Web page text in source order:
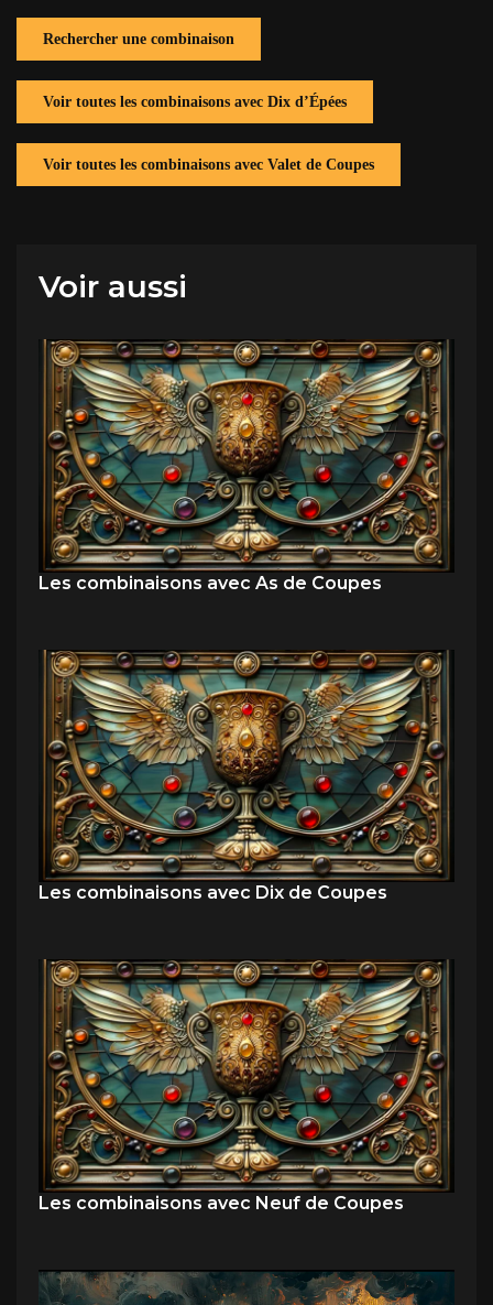
Rechercher une combinaison
Voir toutes les combinaisons avec Dix d’Épées
Voir toutes les combinaisons avec Valet de Coupes
Voir aussi
Les combinaisons avec As de Coupes
Les combinaisons avec Dix de Coupes
Les combinaisons avec Neuf de Coupes